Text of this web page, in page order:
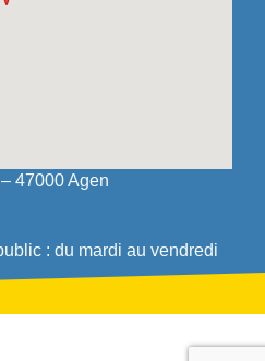
47000 Agen
: du mardi au vendredi